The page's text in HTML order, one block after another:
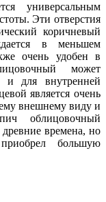
универсальным
Эти отверстия
коричневый
в меньшем
очень удобен в
может
и для внутренней
является очень
внешнему виду и
облицовочный
времена, но
большую